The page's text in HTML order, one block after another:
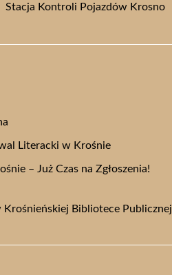
Stacja Kontroli Pojazdów Krosno
Literacki w Krośnie
– Już Czas na Zgłoszenia!
Bibliotece Publicznej